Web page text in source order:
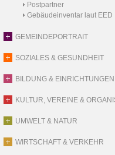
Postpartner
Gebäudeinventar laut EED III
GEMEINDEPORTRAIT
SOZIALES & GESUNDHEIT
BILDUNG & EINRICHTUNGEN
KULTUR, VEREINE &
UMWELT & NATUR
WIRTSCHAFT & VERKEHR